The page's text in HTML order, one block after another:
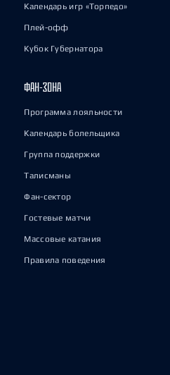
Календарь игр «Торпедо»
Плей-офф
Кубок Губернатора
ФАН-ЗОНА
Программа лояльности
Календарь болельщика
Группа поддержки
Талисманы
Фан-сектор
Гостевые матчи
Массовые катания
Правила поведения